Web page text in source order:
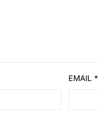
EMAIL *